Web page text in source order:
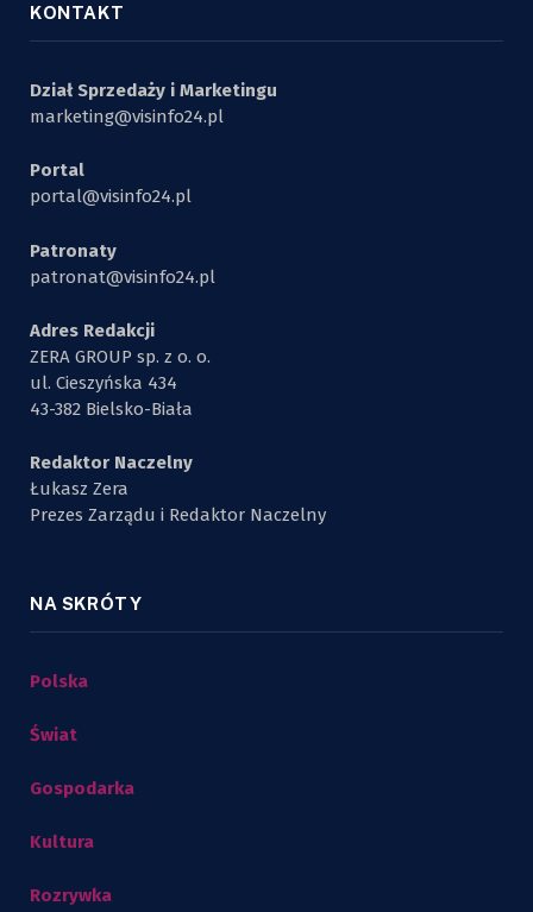
KONTAKT
Dział Sprzedaży i Marketingu
marketing@visinfo24.pl
Portal
portal@visinfo24.pl
Patronaty
patronat@visinfo24.pl
Adres Redakcji
ZERA GROUP sp. z o. o.
ul. Cieszyńska 434
43-382 Bielsko-Biała
Redaktor Naczelny
Łukasz Zera
Prezes Zarządu i Redaktor Naczelny
NA SKRÓTY
Polska
Świat
Gospodarka
Kultura
Rozrywka